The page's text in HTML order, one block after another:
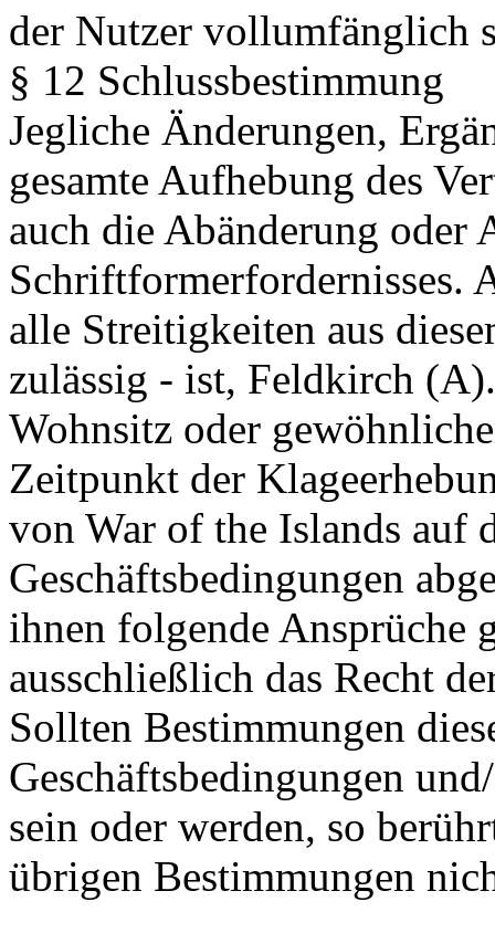
der Nutzer vollumfänglich
§ 12 Schlussbestimmung
Jegliche Änderungen,
gesamte Aufhebung des
auch die Abänderung oder
Schriftformerfordernisses.
alle Streitigkeiten aus
zulässig - ist, Feldkirch
Wohnsitz oder
Zeitpunkt der
von War of the Islands auf
Geschäftsbedingungen
ihnen folgende Ansprüche
ausschließlich das Recht
Sollten Bestimmungen
Geschäftsbedingungen
sein oder werden, so
übrigen Bestimmungen